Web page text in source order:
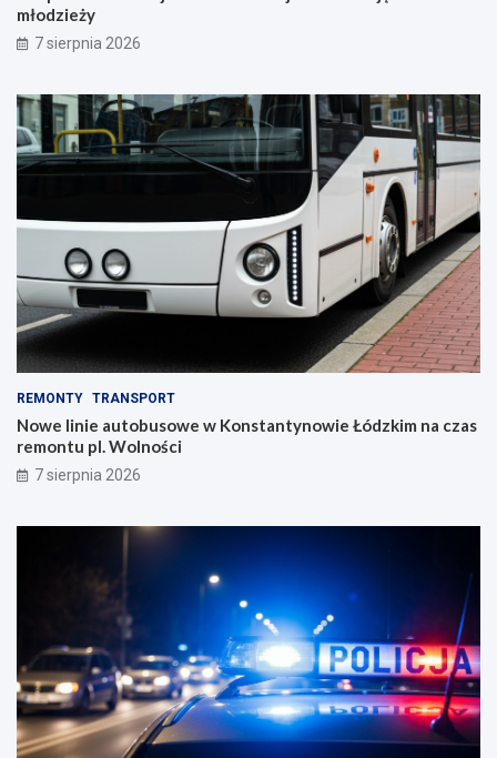
młodzieży
7 sierpnia 2026
REMONTY TRANSPORT
Nowe linie autobusowe w Konstantynowie Łódzkim na czas
remontu pl. Wolności
7 sierpnia 2026